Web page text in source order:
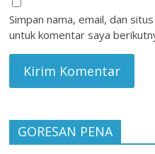
Simpan nama, email, dan
untuk komentar saya
GORESAN PENA